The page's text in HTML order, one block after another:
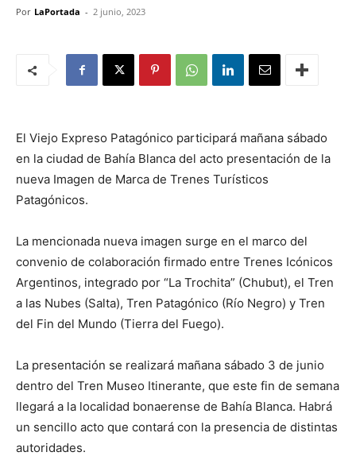
Por LaPortada - 2 junio, 2023
El Viejo Expreso Patagónico participará mañana sábado
en la ciudad de Bahía Blanca del acto presentación de la
nueva Imagen de Marca de Trenes Turísticos
Patagónicos.
La mencionada nueva imagen surge en el marco del
convenio de colaboración firmado entre Trenes Icónicos
Argentinos, integrado por “La Trochita” (Chubut), el Tren
a las Nubes (Salta), Tren Patagónico (Río Negro) y Tren
del Fin del Mundo (Tierra del Fuego).
La presentación se realizará mañana sábado 3 de junio
dentro del Tren Museo Itinerante, que este fin de semana
llegará a la localidad bonaerense de Bahía Blanca. Habrá
un sencillo acto que contará con la presencia de distintas
autoridades.